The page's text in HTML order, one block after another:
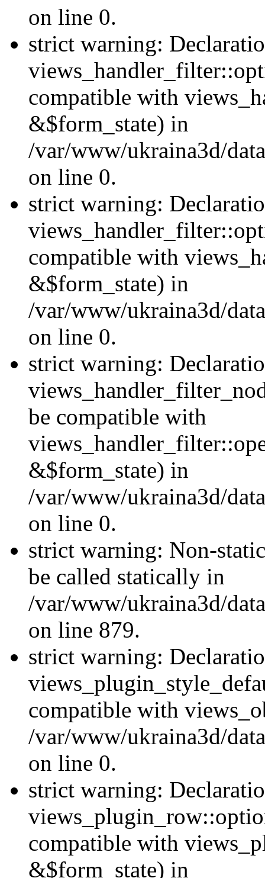
on line 0.
strict warning:
compatible with
&$form_state) in
/var/www/ukraina3d/
on line 0.
strict warning:
compatible with
&$form_state) in
/var/www/ukraina3d/
on line 0.
strict warning:
be compatible with
&$form_state) in
/var/www/ukraina3d/
on line 0.
strict warning: Non-
be called statically in
/var/www/ukraina3d/
on line 879.
strict warning:
compatible with
/var/www/ukraina3d/
on line 0.
strict warning:
compatible with
&$form_state) in